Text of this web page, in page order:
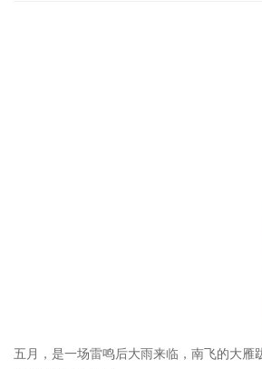
五月，是一场雷鸣后大雨来临，南飞的大雁